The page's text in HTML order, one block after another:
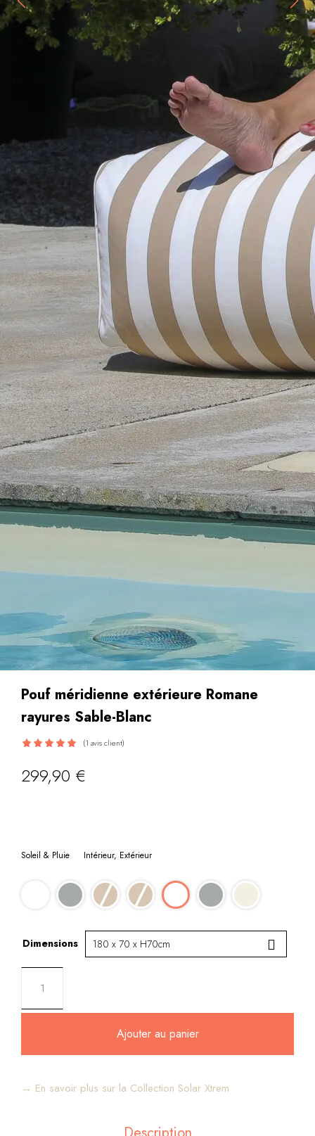
Pouf méridienne extérieure Romane
rayures Sable-Blanc
sur 5 basé
(1 avis client)
299,90 €
Soleil & Pluie Intérieur, Extérieur
Dimensions
Ajouter au panier
→ En savoir plus sur la Collection Solar Xtrem